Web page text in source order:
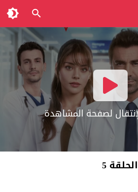
لصفحة المشاهدة
5